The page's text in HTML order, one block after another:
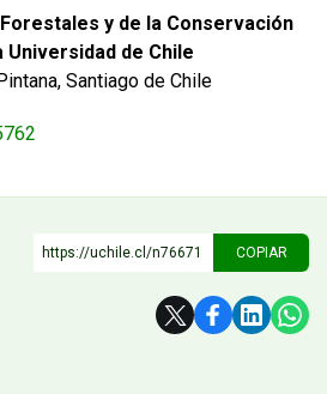
EGRESADAS/OS
y de la Conservación
Universidad de Chile
Santiago de Chile
https://uchile.cl/n76671 COPIAR